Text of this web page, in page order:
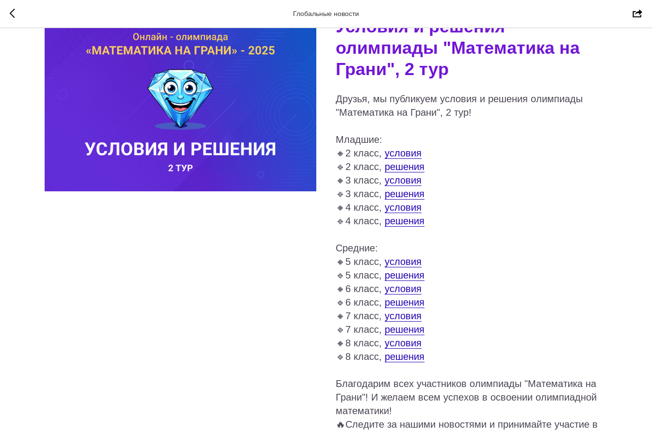
Глобальные новости
Условия и решения
олимпиады "Математика на
Грани", 2 тур
Друзья, мы публикуем условия и решения олимпиады
"Математика на Грани", 2 тур!
Младшие:
🔸2 класс, условия
🔹2 класс, решения
🔸3 класс, условия
🔹3 класс, решения
🔸4 класс, условия
🔹4 класс, решения
Средние:
🔸5 класс, условия
🔹5 класс, решения
🔸6 класс, условия
🔹6 класс, решения
🔸7 класс, условия
🔹7 класс, решения
🔸8 класс, условия
🔹8 класс, решения
Благодарим всех участников олимпиады "Математика на
Грани"! И желаем всем успехов в освоении олимпиадной
математики!
🔥Следите за нашими новостями и принимайте участие в